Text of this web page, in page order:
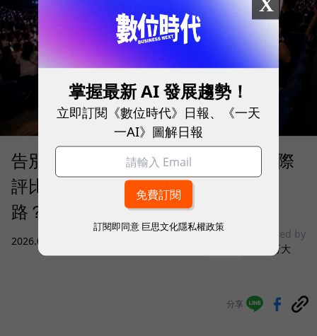
告別「極速迷思」！Opensignal 國際
評比揭密：什麼才是 5G 時代的好網
路？
2026.08.03
sponsored by
台灣大哥大
分享
掌握最新 AI 發展趨勢！
立即訂閱《數位時代》日報、《一天
一AI》圖解日報
訂閱即同意 巨思文化隱私權政策